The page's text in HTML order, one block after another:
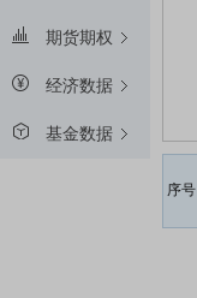
期货期权
经济数据
基金数据
序号